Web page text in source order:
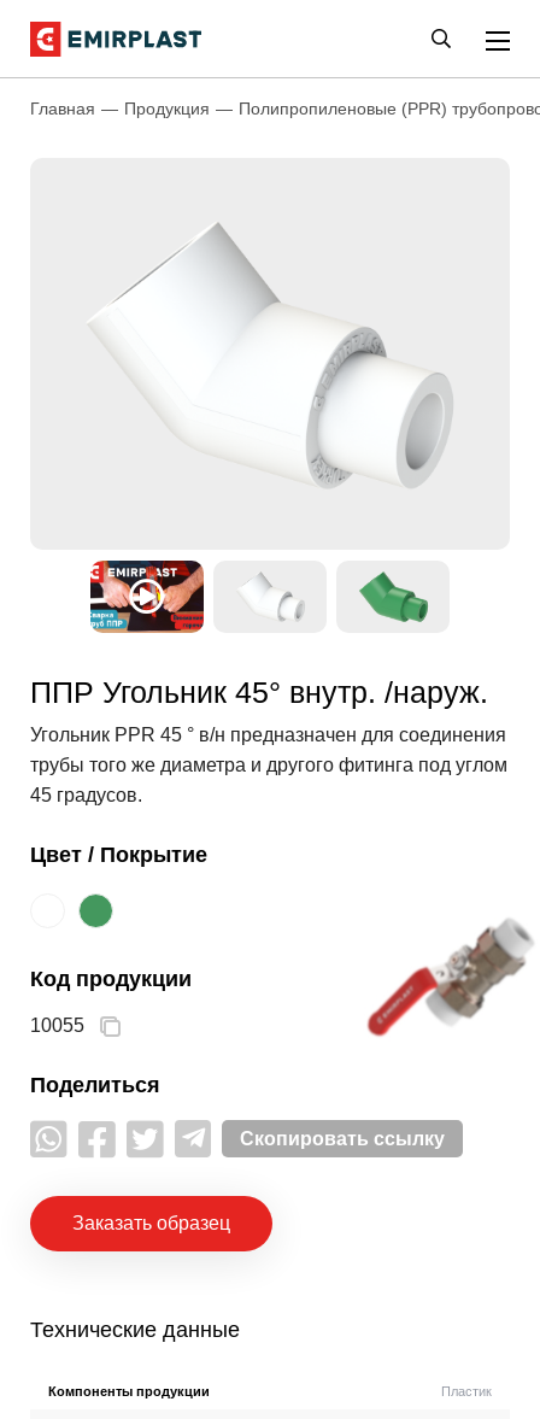
Главная Продукция Полипропиленовые (PPR)
ППР Угольник 45° внутр. /наруж.
Угольник PPR 45 ° в/н предназначен для соединения
трубы того же диаметра и другого фитинга под углом
45 градусов.
Цвет / Покрытие
Код продукции
10055
Поделиться
Скопировать ссылку
Заказать образец
Технические данные
Компоненты продукции Пластик